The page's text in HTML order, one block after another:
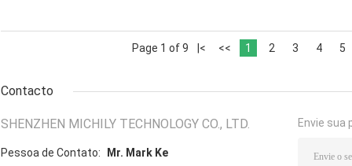
Page 1 of 9 |< << 1 2 3 4 5
Contacto
SHENZHEN MICHILY TECHNOLOGY CO., LTD.
Pessoa de Contato:
Mr. Mark Ke
Envie sua